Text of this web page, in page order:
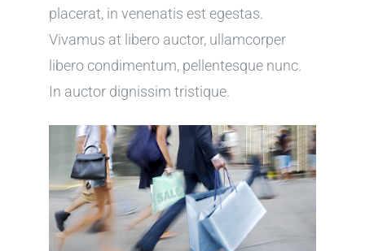
placerat, in venenatis est egestas.
Vivamus at libero auctor, ullamcorper
libero condimentum, pellentesque nunc.
In auctor dignissim tristique.